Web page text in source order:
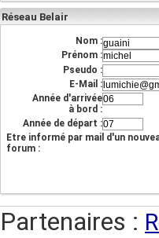
Réseau Belair
Nom :
Prénom :
Pseudo :
E-Mail :
Année d'arrivée
à bord :
Année de départ :
Etre informé par mail d'un
forum :
Partenaires :